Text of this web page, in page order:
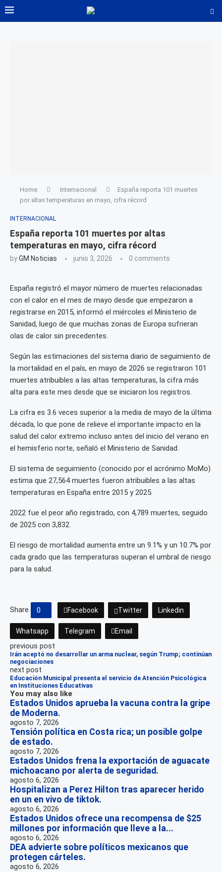
Home Internacional
España reporta 101 muertes
por altas temperaturas en mayo, cifra récord
INTERNACIONAL
España reporta 101 muertes por altas
temperaturas en mayo, cifra récord
byGM Noticias junio 3, 2026 0 comments
España registró el mayor número de muertes relacionadas
con el calor en ‌el mes de mayo desde que empezaron ‌a
registrarse en 2015, informó el miércoles el Ministerio de ​
Sanidad, luego de que muchas zonas de Europa sufrieran
olas de calor sin precedentes.
Según las estimaciones del sistema diario de seguimiento de
la mortalidad en el país, en ‌mayo de 2026 ⁠se registraron 101
muertes atribuibles a las altas temperaturas, la cifra más
alta para ⁠este mes desde que se iniciaron los registros.
La cifra es 3.6 veces superior a la ​media de ​mayo de la última
​década, lo que pone ‌de relieve el importante impacto en la
salud del calor extremo incluso antes del inicio del verano en
el hemisferio norte, señaló el Ministerio de Sanidad.
El sistema de seguimiento (conocido por el acrónimo MoMo)
estima que ‌27,564 muertes fueron atribuibles a ​las altas
temperaturas en España ​entre 2015 y 2025.
2022 fue el peor año registrado, ‌con 4,789 muertes, seguido
de ​2025 con 3,832.
El riesgo de mortalidad aumenta entre un 9.1% y un 10.7% por
cada grado que las ​temperaturas superan el ‌umbral de riesgo
para la salud.
Share 0 Facebook Twitter Linkedin
Whatsapp Telegram Email
previous post
Irán aceptó no desarrollar un arma nuclear, según Trump; continúan
negociaciones
next post
Educación Municipal presenta el servicio de Atención Psicológica
en Instituciones Educativas
You may also like
Estados Unidos aprueba la vacuna contra la gripe
de Moderna.
agosto 7, 2026
Tensión política en Costa rica; un posible golpe
de estado.
agosto 7, 2026
Estados Unidos frena la exportación de aguacate
michoacano por alerta de seguridad.
agosto 6, 2026
Hospitalizan a Perez Hilton tras aparecer herido
en un en vivo de tiktok.
agosto 6, 2026
Estados Unidos ofrece una recompensa de $25
millones por información que lleve a la...
agosto 6, 2026
DEA advierte sobre políticos mexicanos que
protegen cárteles.
agosto 6, 2026